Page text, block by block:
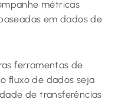
métricas
em dados de
ferramentas de
fluxo de dados seja
de transferências